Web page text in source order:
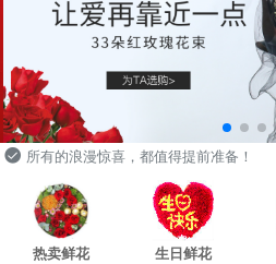
所有的浪漫惊喜，都值得提前准备！
热卖鲜花 生日鲜花